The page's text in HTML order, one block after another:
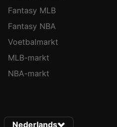
Fantasy MLB
Fantasy NBA
Voetbalmarkt
MLB-markt
NBA-markt
Nederlands